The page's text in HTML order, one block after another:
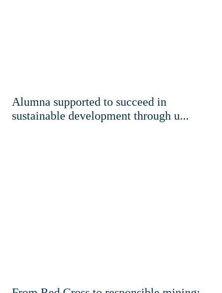
Alumna supported to succeed in
sustainable development through u...